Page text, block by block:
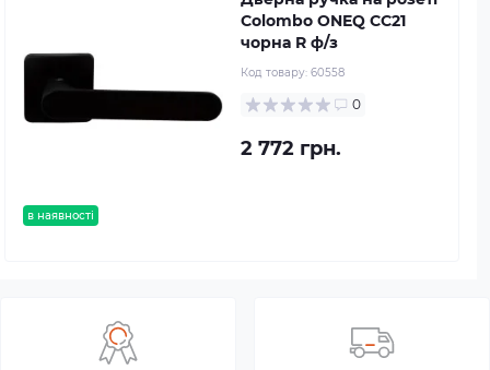
в наявності
Colombo ONEQ CC21
чорна R ф/з
Код товару: 60558
0
2 772 грн.